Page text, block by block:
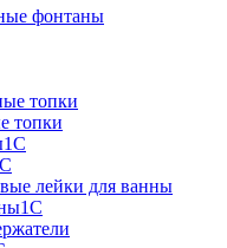
фонтаны
топки
топки
лейки для ванны